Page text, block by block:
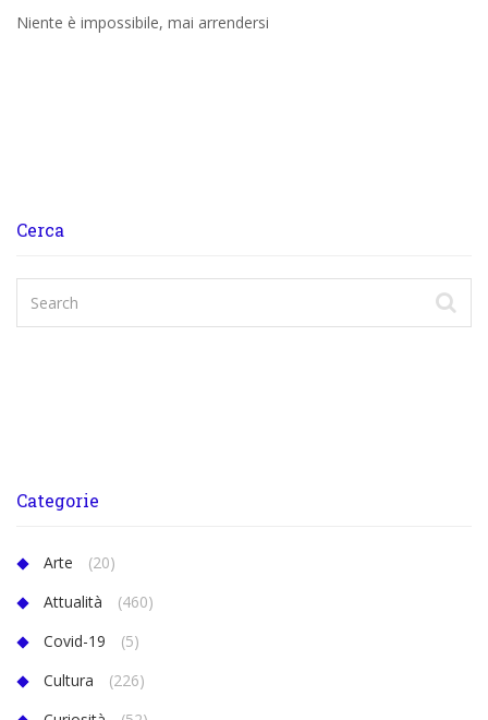
Niente è impossibile, mai arrendersi
Cerca
Categorie
Arte
(20)
Attualità
(460)
Covid-19
(5)
Cultura
(226)